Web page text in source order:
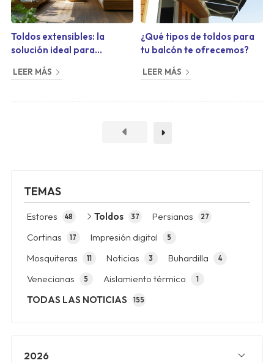
TEMAS
TODAS LAS NOTICIAS 155
Estores 48 Toldos 37 Persianas 27
Cortinas 17 Impresión digital 5
Mosquiteras 11 Noticias 3 Buhardilla 4
Venecianas 5 Aislamiento térmico 1
Toldos extensibles: la
solución ideal para
LEER MÁS
¿Qué tipos de toldos para
tu balcón te ofrecemos?
LEER MÁS
2026